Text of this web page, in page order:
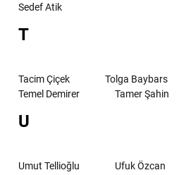
Sedef Atik
T
Tacim Çiçek Tolga Baybars
Temel Demirer
Tamer Şahin
U
Umut Tellioğlu Ufuk Özcan